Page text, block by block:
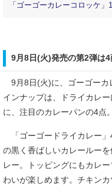
「ゴーゴーカレーコロッケ」
9月8日(火)発売の第2弾は4
9月8日(火)に、ゴーゴーカ
インナップは、ドライカレ
に、注目のカレーパンの4点。
「ゴーゴードライカレー
の黒く香ばしいカレールー
レー。トッピングにもカレ
わいが楽しめます。チキン